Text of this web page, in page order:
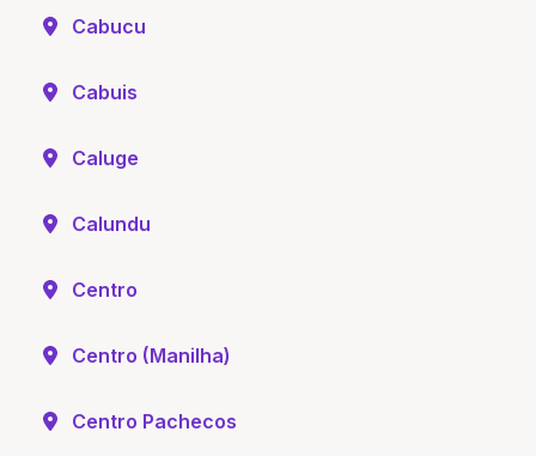
Cabucu
Cabuis
Caluge
Calundu
Centro
Centro (Manilha)
Centro Pachecos